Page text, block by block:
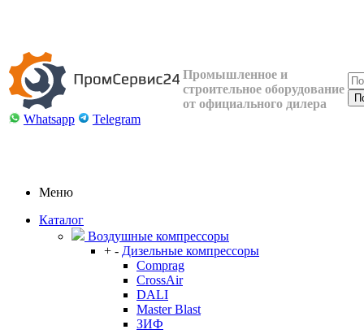
Whatsapp Telegram
Промышленное и
строительное оборудование
от официального дилера
Меню
Каталог
Воздушные компрессоры
+ - Дизельные компрессоры
Comprag
CrossAir
DALI
Master Blast
ЗИФ